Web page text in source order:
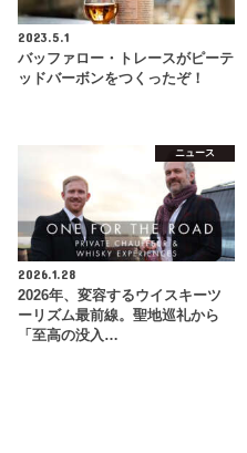
2023.5.1
バッファロー・トレースがピーテ
ッドバーボンをつくったぞ！
ニュース
2026.1.28
2026年、変容するウイスキーツ
ーリズム最前線。聖地巡礼から
「至高の没入…